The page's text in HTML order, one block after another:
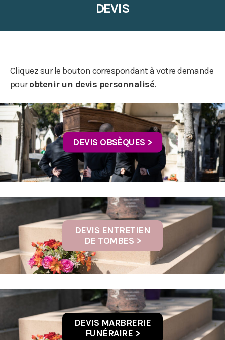
DEVIS
Cliquez sur le bouton correspondant à votre demande
pourobtenir un devis personnalisé.
DEVIS OBSÈQUES >
DEVIS ENTRETIEN
DE TOMBES >
DEVIS MARBRERIE
FUNÉRAIRE >